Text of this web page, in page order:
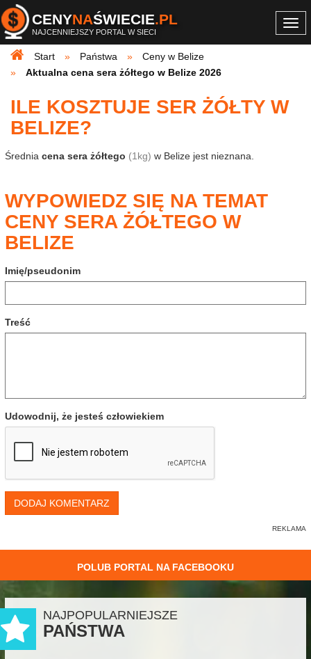
CENYNAŚWIECIE.PL
NAJCENNIEJSZY PORTAL W SIECI
Start
Państwa
Ceny w Belize
Aktualna cena sera żółtego w Belize 2026
ILE KOSZTUJE SER ŻÓŁTY W
BELIZE?
Średnia cena sera żółtego (1kg) w Belize jest nieznana.
WYPOWIEDZ SIĘ NA TEMAT
CENY SERA ŻÓŁTEGO W
BELIZE
Imię/pseudonim
Treść
Udowodnij, że jesteś człowiekiem
DODAJ KOMENTARZ
POLUB PORTAL NA FACEBOOKU
NAJPOPULARNIEJSZE
PAŃSTWA